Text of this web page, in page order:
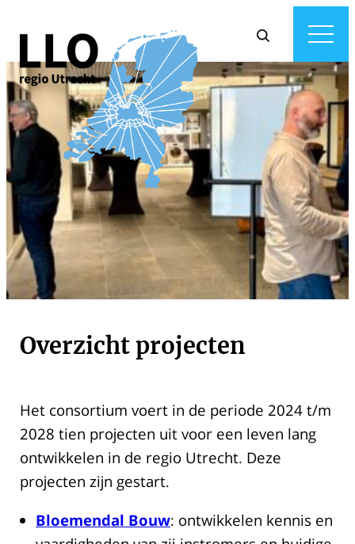
Overzicht projecten
Het consortium voert in de periode 2024 t/m
2028 tien projecten uit voor een leven lang
ontwikkelen in de regio Utrecht. Deze
projecten zijn gestart.
Bloemendal Bouw: ontwikkelen kennis en